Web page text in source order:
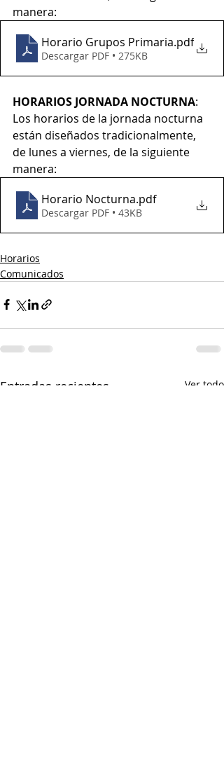
manera:
Horario Grupos Primaria.pdf
Descargar PDF • 275KB
HORARIOS JORNADA NOCTURNA:
Los horarios de la jornada nocturna
están diseñados tradicionalmente,
de lunes a viernes, de la siguiente
manera:
Horario Nocturna.pdf
Descargar PDF • 43KB
Horarios
Comunicados
Entradas recientes Ver todo